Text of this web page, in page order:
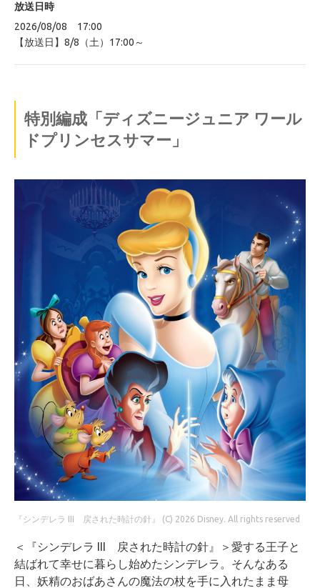
放送日時
2026/08/08 17:00
【放送日】8/8（土）17:00～
特別編成「ディズニージュニア ワール
ドプリンセスサマー」
『シンデレラ III 戻された時計の針』 (C) 2026 Disney. All rights reserved
＜『シンデレラ III 戻された時計の針』＞愛する王子と
結ばれて幸せに暮らし始めたシンデレラ。そんなある
日、妖精のおばあさんの魔法の杖を手に入れたまま母